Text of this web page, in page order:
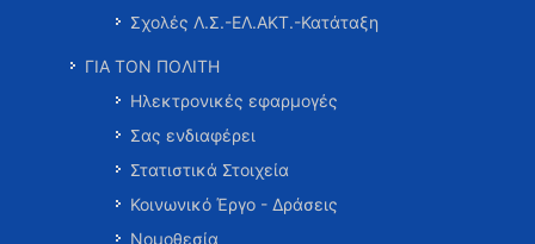
Σχολές Λ.Σ.-ΕΛ.ΑΚΤ.-Κατάταξη
ΓΙΑ ΤΟΝ ΠΟΛΙΤΗ
Ηλεκτρονικές εφαρμογές
Σας ενδιαφέρει
Στατιστικά Στοιχεία
Κοινωνικό Έργο - Δράσεις
Νομοθεσία